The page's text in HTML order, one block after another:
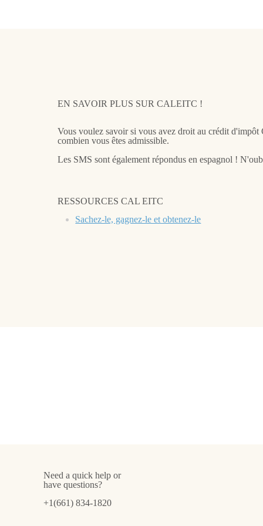
EN SAVOIR PLUS SUR CALEITC !
Vous voulez savoir si vous avez droit au crédit
combien vous êtes admissible.
Les SMS sont également répondus en espagnol !
RESSOURCES CAL EITC
Sachez-le, gagnez-le et obtenez-le
Need a quick help or
have questions?
+1(661) 834-1820